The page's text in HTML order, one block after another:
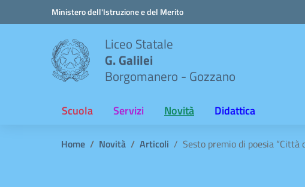
Ministero dell'Istruzione e del Merito
Liceo Statale
G. Galilei
Borgomanero - Gozzano
Scuola Servizi Novità Didattica
Home Novità Articoli Sesto premio di poesia